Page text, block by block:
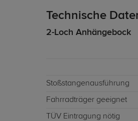
Technische
2-Loch Anhängebock
Stoßstangenausführung
Fahrradträger geeignet
TÜV Eintragung nötig